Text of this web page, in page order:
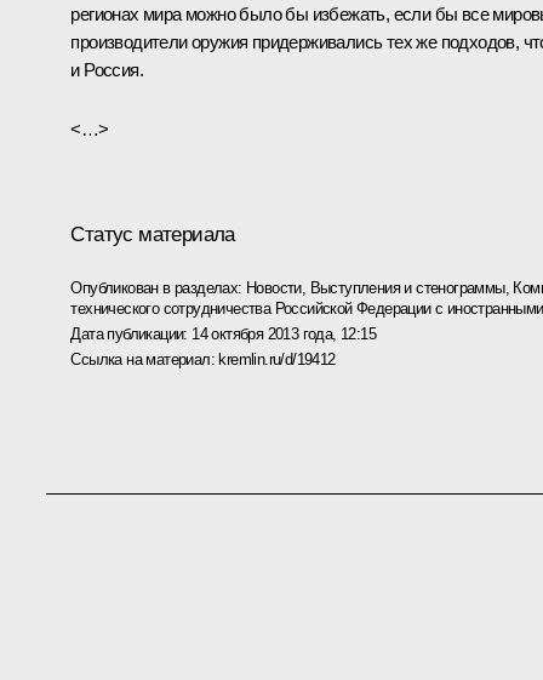
регионах мира можно было бы избежать, если бы все
производители оружия придерживались тех же подходов,
и Россия.
<…>
Статус материала
Опубликован в разделах: Новости, Выступления и стенограммы,
технического сотрудничества Российской Федерации с
Дата публикации: 14 октября 2013 года, 12:15
Ссылка на материал: kremlin.ru/d/19412